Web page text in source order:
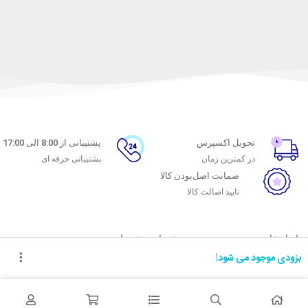
بزودی موجود می شود!
تحویل اکسپرس
در کمترین زمان
پشتیبانی از 8:00 الی 17:00
پشتیبانی حرفه ای
ضمانت اصل‌بودن کالا
تایید اصالت کالا
با ماه خانوم
اتاق خبر ماه خانوم
همکاری با سازمان‌ها
خدمات مشتریان
شرایط استفاده